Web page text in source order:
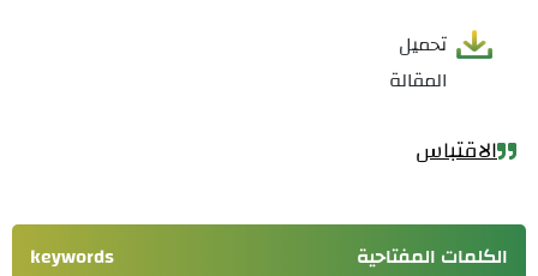
تحميل
المقالة
الاقتباس
الكلمات المفتاحية keywords